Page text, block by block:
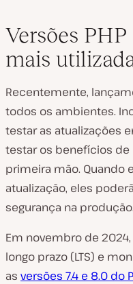
Versões
mais
Recentemente,
todos os ambientes.
testar as atualizações
testar os benefícios
primeira mão. Quando
atualização, eles
segurança na produção.
Em novembro de
longo prazo (LTS) e
as versões 7.4 e 8.0 do